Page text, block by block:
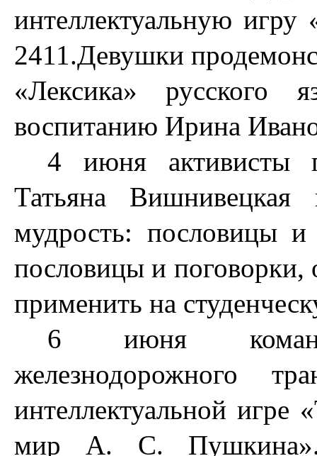
интеллектуальную
2411.Девушки
«Лексика» русского
воспитанию Ирина
4 июня активисты
Татьяна
мудрость: пословицы
пословицы и поговорки,
применить на
6 июня
железнодорожного
интеллектуальной игре
мир А. С.